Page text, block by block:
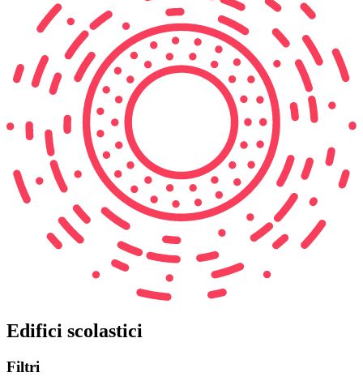
Edifici scolastici
Filtri